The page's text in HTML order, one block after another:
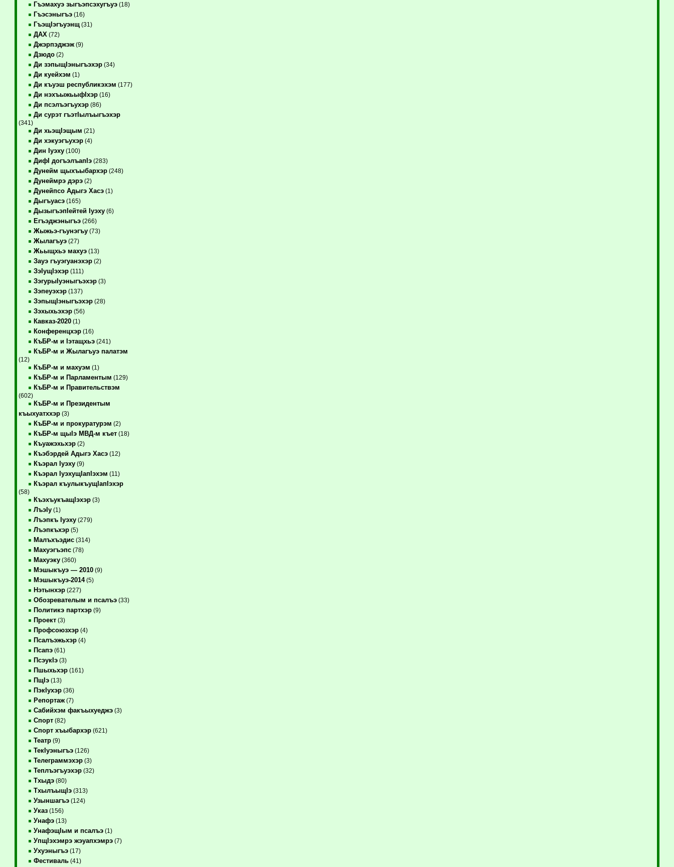
Гъэмахуэ зыгъэпсэхугъуэ(18)
Гъэсэныгъэ(16)
ГъэщIэгъуэнщ(31)
ДАХ (72)
Джэрпэджэж(9)
Дзюдо(2)
Ди зэпыщIэныгъэхэр(34)
Ди куейхэм (1)
Ди къуэш республикэхэм (177)
Ди нэхъыжьыфIхэр(16)
Ди псэлъэгъухэр(86)
Ди сурэт гъэтIылъыгъэхэр
(341)
Ди хьэщIэщым (21)
Ди хэкуэгъухэр(4)
Дин Iуэху(100)
ДифI догъэлъапIэ(283)
Дунейм щыхъыбархэр(248)
Дунеймрэ дэрэ(2)
Дунейпсо Адыгэ Хасэ(1)
Дыгъуасэ(165)
ДызыгъэпIейтей Iуэху(6)
Егъэджэныгъэ(266)
Жыжьэ-гъунэгъу(73)
Жылагъуэ(27)
Жьыщхьэ махуэ(13)
Зауэ гъуэгуанэхэр(2)
ЗэIущIэхэр(111)
ЗэгурыIуэныгъэхэр(3)
Зэпеуэхэр(137)
ЗэпыщIэныгъэхэр(28)
Зэхыхьэхэр(56)
Кавказ-2020(1)
Конференцхэр(16)
КъБР-м и Iэтащхьэ(241)
КъБР-м и Жылагъуэ палатэм
(12)
КъБР-м и махуэм (1)
КъБР-м и Парламентым (129)
КъБР-м и Правительствэм
(602)
КъБР-м и Президентым
къыхуатххэр(3)
КъБР-м и прокуратурэм (2)
КъБР-м щыIэ МВД-м къет(18)
Къуажэхьхэр(2)
Къэбэрдей Адыгэ Хасэ(12)
Къэрал Iуэху(9)
Къэрал IуэхущIапIэхэм (11)
Къэрал къулыкъущIапIэхэр
(58)
КъэхъукъащIэхэр(3)
ЛъэIу(1)
Лъэпкъ Iуэху(279)
Лъэпкъхэр(5)
Малъхъэдис(314)
Махуэгъэпс(78)
Махуэку(360)
Мэшыкъуэ — 2010(9)
Мэшыкъуэ-2014(5)
Нэтынхэр(227)
Обозревателым и псалъэ(33)
Политикэ партхэр(9)
Проект(3)
Профсоюзхэр(4)
Псалъэжьхэр(4)
Псапэ(61)
ПсэукIэ(3)
Пшыхьхэр(161)
ПщIэ(13)
ПэкIухэр(36)
Репортаж(7)
Сабийхэм факъыхуеджэ(3)
Спорт(82)
Спорт хъыбархэр(621)
Театр(9)
ТекIуэныгъэ(126)
Телеграммэхэр(3)
Теплъэгъуэхэр(32)
Тхыдэ(80)
ТхылъыщIэ(313)
Узыншагъэ(124)
Указ(156)
Унафэ(13)
УнафэщIым и псалъэ(1)
УпщIэхэмрэ жэуапхэмрэ(7)
Ухуэныгъэ(17)
Фестиваль(41)